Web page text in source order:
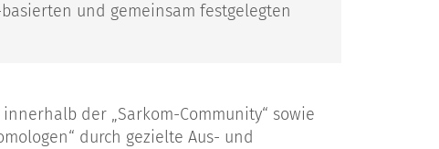
und gemeinsam festgelegten
der „Sarkom-Community“ sowie
durch gezielte Aus- und